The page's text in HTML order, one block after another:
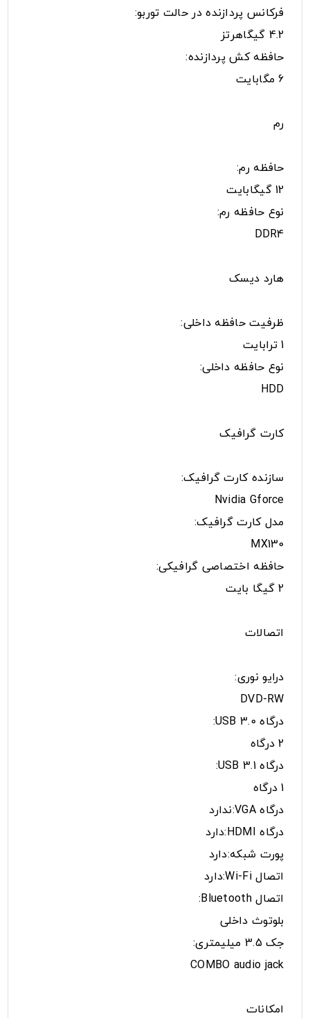
فرکانس پردازنده در حالت توربو:
4.2 گیگاهرتز
حافظه کش پردازنده:
6 مگابایت
رم
حافظه رم:
12 گیگابایت
نوع حافظه رم:
DDR4
هارد دیسک
ظرفیت حافظه داخلی:
1 ترابایت
نوع حافظه داخلی:
HDD
کارت گرافیک
سازنده کارت گرافیک:
Nvidia Gforce
مدل کارت گرافیک:
MX130
حافظه اختصاصی گرافیکی:
2 گیگا بایت
اتصالات
درایو نوری:
DVD-RW
درگاه USB 3.0:
2 درگاه
درگاه USB 3.1:
1 درگاه
درگاه VGA:ندارد
درگاه HDMI:دارد
پورت شبکه:دارد
اتصال Wi-Fi:دارد
اتصال Bluetooth:
بلوتوث داخلی
جک 3.5 میلیمتری:
COMBO audio jack
امکانات